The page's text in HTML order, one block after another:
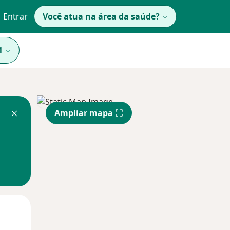
Entrar Você atua na área da saúde?
Ampliar mapa